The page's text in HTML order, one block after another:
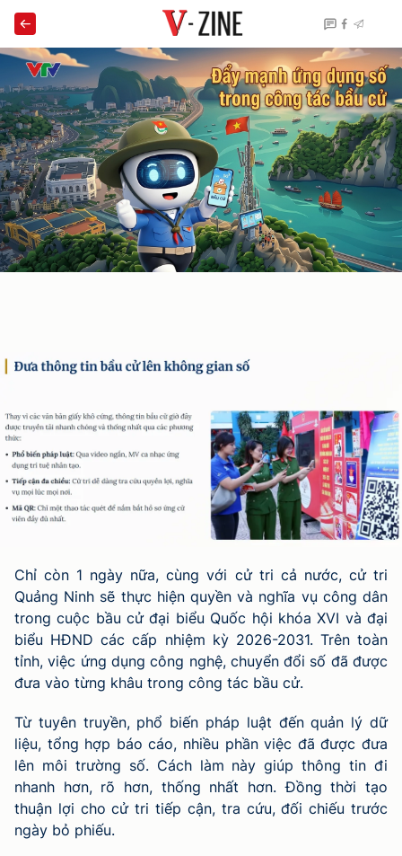
Chỉ còn 1 ngày nữa, cùng với cử tri cả nước, cử tri
Quảng Ninh sẽ thực hiện quyền và nghĩa vụ công dân
trong cuộc bầu cử đại biểu Quốc hội khóa XVI và đại
biểu HĐND các cấp nhiệm kỳ 2026-2031. Trên toàn
tỉnh, việc ứng dụng công nghệ, chuyển đổi số đã được
đưa vào từng khâu trong công tác bầu cử.
Từ tuyên truyền, phổ biến pháp luật đến quản lý dữ
liệu, tổng hợp báo cáo, nhiều phần việc đã được đưa
lên môi trường số. Cách làm này giúp thông tin đi
nhanh hơn, rõ hơn, thống nhất hơn. Đồng thời tạo
thuận lợi cho cử tri tiếp cận, tra cứu, đối chiếu trước
ngày bỏ phiếu.